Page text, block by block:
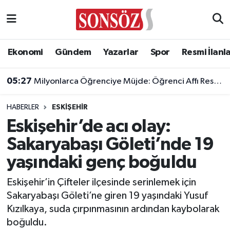
Ekonomi Gündem Yazarlar Spor Resmi
05:27 Milyonlarca Öğrenciye Müjde: Öğrenci Affı Resmi Gazete'de Yayımlandı!
HABERLER ESKIŞEHIR
Eskişehir’de acı olay:
Sakaryabaşı Göleti’nde 19
yaşındaki genç boğuldu
Eskişehir’in Çifteler ilçesinde serinlemek için
Sakaryabaşı Göleti’ne giren 19 yaşındaki Yusuf
Kızılkaya, suda çırpınmasının ardından kaybolarak
boğuldu.
Asayiş
Biyografi
Çevre
Diğer
Dünya
Eğitim
Ankara Nöbetçi Eczaneler
Ankara Trafik Yoğunluk Haritası
Süper Lig Puan Durumu ve Fikstür
Tüm Manşetler
Son Dakika Haberleri
Haber Arşivi